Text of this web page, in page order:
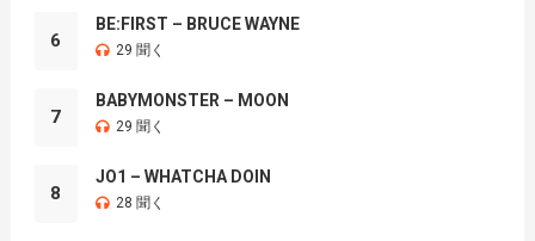
6
BE:FIRST – BRUCE WAYNE
29 聞く
7
BABYMONSTER – MOON
29 聞く
8
JO1 – WHATCHA DOIN
28 聞く